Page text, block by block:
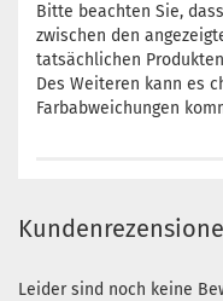
Bitte beachten Sie,
zwischen den
tatsächlichen
Des Weiteren kann es
Farbabweichungen
Leider sind noch keine